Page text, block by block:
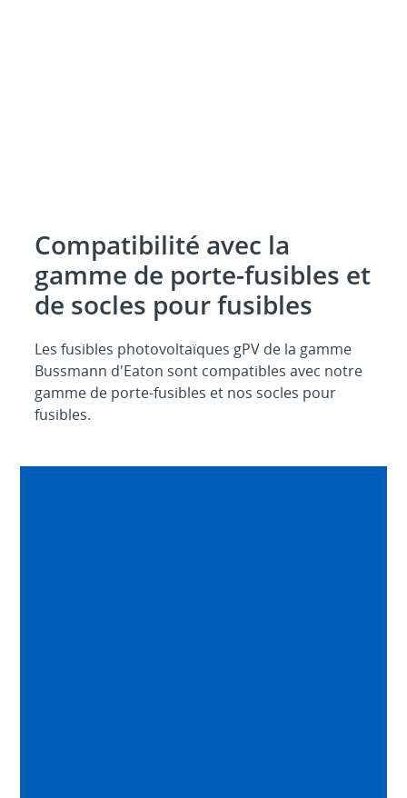
Compatibilité avec la
gamme de porte-fusibles et
de socles pour fusibles
Les fusibles photovoltaïques gPV de la gamme
Bussmann d'Eaton sont compatibles avec notre
gamme de porte-fusibles et nos socles pour
fusibles.